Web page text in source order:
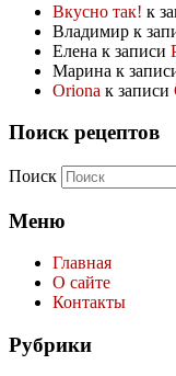
Вкусно так! к
Владимир к
Елена к записи
Марина к
Oriona к записи
Поиск рецептов
Поиск
Меню
Главная
О сайте
Контакты
Рубрики